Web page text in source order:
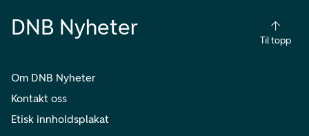
DNB Nyheter
Til topp
Om DNB Nyheter
Kontakt oss
Etisk innholdsplakat